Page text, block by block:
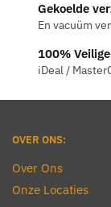
gekozen
productpagina
Gekoelde
En vacuüm
100%
iDeal /
OVER ONS:
Over Ons
Onze Locaties